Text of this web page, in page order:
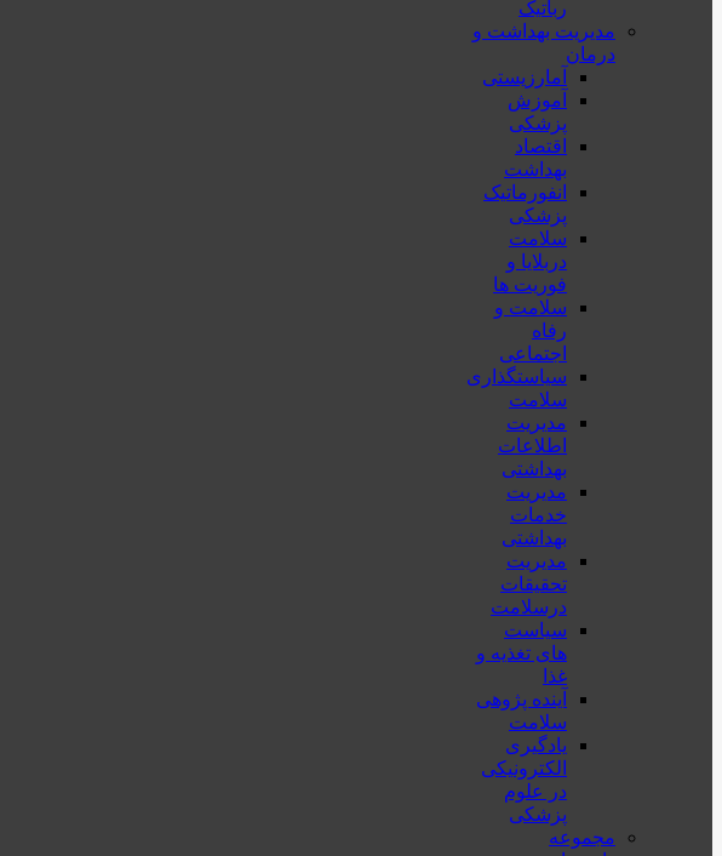
رباتیک
مدیریت بهداشت و
درمان
آمارزیستی
آموزش
پزشکی
اقتصاد
بهداشت
انفورماتیک
پزشکی
سلامت
دربلايا و
فوريت ها
سلامت و
رفاه
اجتماعی
سیاستگذاری
سلامت
مدیریت
اطلاعات
بهداشتی
مدیریت
خدمات
بهداشتی
مدیریت
تحقیقات
درسلامت
سیاست
های تغذیه و
غذا
آینده پژوهی
سلامت
یادگیری
الکترونیکی
در علوم
پزشکی
مجموعه